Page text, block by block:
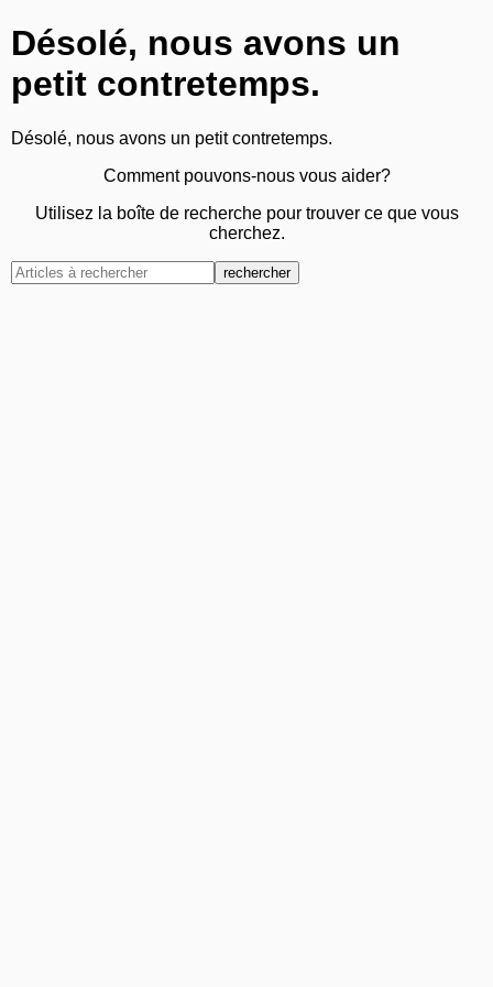
Désolé, nous avons un
petit contretemps.
Désolé, nous avons un petit contretemps.
Comment pouvons-nous vous aider?
Utilisez la boîte de recherche pour trouver ce que vous
cherchez.
rechercher